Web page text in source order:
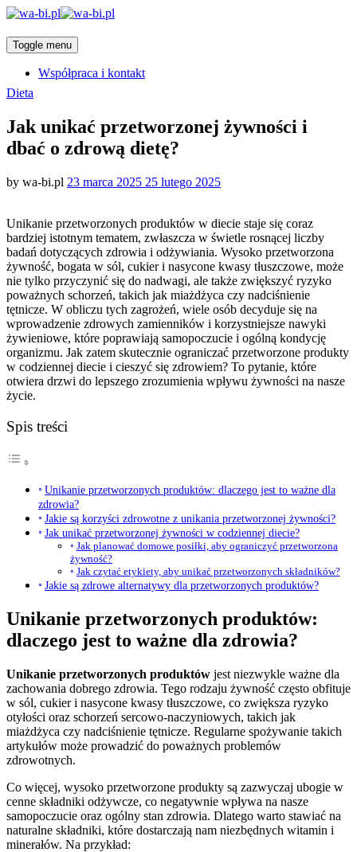
Toggle menu
Współpraca i kontakt
Categories
Dieta
Jak unikać przetworzonej żywności i
dbać o zdrową dietę?
by wa-bi.pl Posted
23 marca 2025 25 lutego 2025
Unikanie przetworzonych produktów w diecie staje się coraz
bardziej istotnym tematem, zwłaszcza w świetle rosnącej liczby
badań dotyczących zdrowia i odżywiania. Wysoko przetworzona
żywność, bogata w sól, cukier i nasycone kwasy tłuszczowe, może
nie tylko przyczynić się do nadwagi, ale także zwiększyć ryzyko
poważnych schorzeń, takich jak miażdżyca czy nadciśnienie
tętnicze. W obliczu tych zagrożeń, wiele osób decyduje się na
wprowadzenie zdrowych zamienników i korzystniejsze nawyki
żywieniowe, które poprawiają samopoczucie i ogólną kondycję
organizmu. Jak zatem skutecznie ograniczać przetworzone produkty
w codziennej diecie i cieszyć się zdrowiem? To pytanie, które
otwiera drzwi do lepszego zrozumienia wpływu żywności na nasze
życie.
Spis treści
Unikanie przetworzonych produktów: dlaczego jest to ważne dla
zdrowia?
Jakie są korzyści zdrowotne z unikania przetworzonej żywności?
Jak unikać przetworzonej żywności w codziennej diecie?
Jak planować domowe posiłki, aby ograniczyć przetworzona
żywność?
Jak czytać etykiety, aby unikać przetworzonych składników?
Jakie są zdrowe alternatywy dla przetworzonych produktów?
Unikanie przetworzonych produktów:
dlaczego jest to ważne dla zdrowia?
Unikanie przetworzonych produktów jest niezwykle ważne dla
zachowania dobrego zdrowia. Tego rodzaju żywność często obfituje
w sól, cukier i nasycone kwasy tłuszczowe, co zwiększa ryzyko
otyłości oraz schorzeń sercowo-naczyniowych, takich jak
miażdżyca czy nadciśnienie tętnicze. Regularne spożywanie takich
artykułów może prowadzić do poważnych problemów
zdrowotnych.
Co więcej, wysoko przetworzone produkty są zazwyczaj ubogie w
cenne składniki odżywcze, co negatywnie wpływa na nasze
samopoczucie oraz ogólny stan zdrowia. Dlatego warto stawiać na
naturalne składniki, które dostarczają nam niezbędnych witamin i
minerałów. Na przykład: